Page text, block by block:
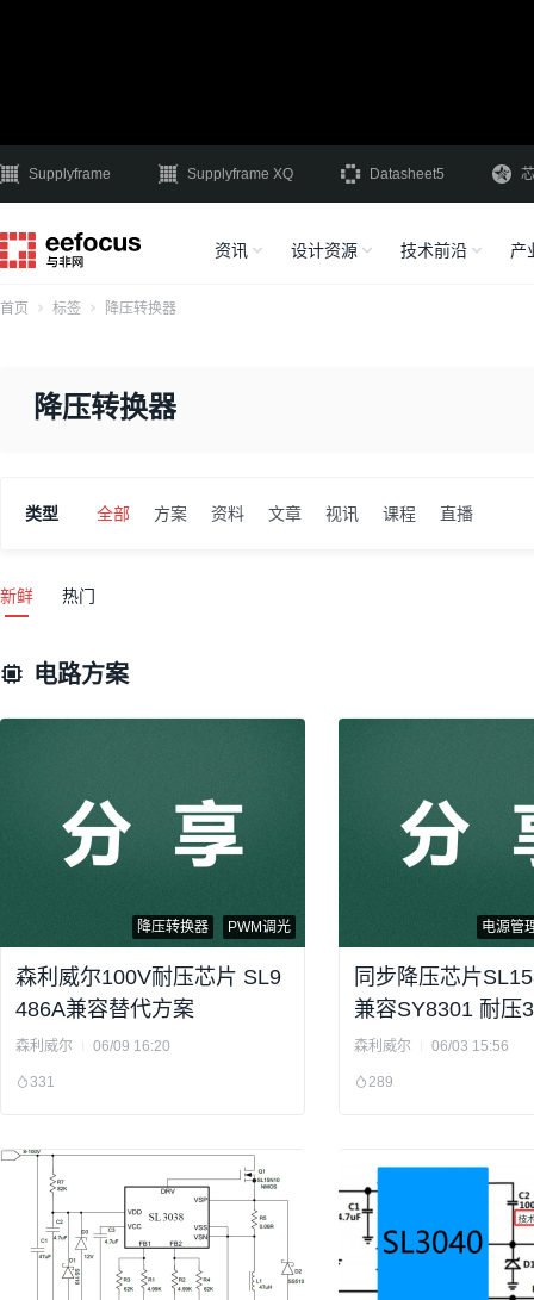
Supplyframe Supplyframe XQ Datasheet5
资讯 设计资源 技术前沿 产
首页 标签 降压转换器
降压转换器
类型 全部 方案 资料 文章 视讯 课程 直播
新鲜 热门
电路方案
降压转换器 PWM调光
森利威尔100V耐压芯片 SL9
486A兼容替代方案
森利威尔 06/09 16:20
331
电源管
同步降压芯片
兼容SY8301 耐压
5A电流
森利威尔 06/03 15:56
289